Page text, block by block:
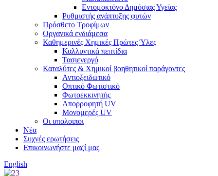
Εντομοκτόνο Δημόσιας Υγείας
Ρυθμιστής ανάπτυξης φυτών
Πρόσθετο Τροφίμων
Οργανικά ενδιάμεσα
Καθημερινές Χημικές Πρώτες Ύλες
Καλλυντικά πεπτίδια
Τασιενεργό
Καταλύτες & Χημικοί βοηθητικοί παράγοντες
Αντιοξειδωτικό
Οπτικό Φωτιστικό
Φωτοεκκινητής
Απορροφητή UV
Μονομερές UV
Οι υπολοιποι
Νέα
Συχνές ερωτήσεις
Επικοινωνήστε μαζί μας
English